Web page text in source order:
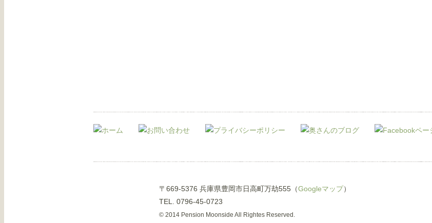
〒669-5376 兵庫県豊岡市日高町万劫555（Googleマップ）
TEL. 0796-45-0723
© 2014 Pension Moonside All Rightes Reserved.